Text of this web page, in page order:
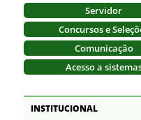
Servidor
Concursos e
Comunicação
Acesso a
INSTITUCIONAL